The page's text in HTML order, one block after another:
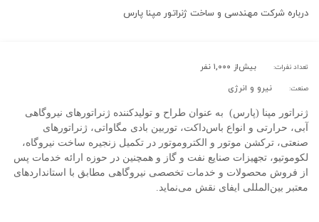
درباره شرکت مهندسی و ساخت ژنراتور مپنا پارس
تعداد نفرات: بیش‌از ۱,۰۰۰ نفر
صنعت: نیرو و انرژی
ژنراتور مپنا (پارس) به عنوان طراح و تولیدکننده ژنراتورهای نیروگاهی
آبی، حرارتی و انواع باس‌داکت‌، توربین بادی مگاواتی، ژنراتورهای
صنعتی، ترکشن موتور و الکتروموتور در تکمیل زنجیره ساخت نیروگاه،
لکوموتیو، تجهیزات صنایع نفت و گاز و همچنین در حوزه ارائه خدمات پس
از فروش محصولات و خدمات تخصصی نیروگاهی مطابق با استانداردهای
معتبر بین‌المللی ایفای نقش می‌نماید.